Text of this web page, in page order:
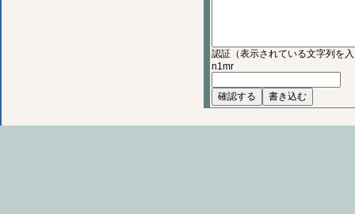
認証（表示されている文字列を
n1mr